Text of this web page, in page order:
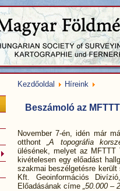
Kezdőoldal Híreink
Beszámoló az
November 7-én, idén már
otthont„A topográfia
ülésének, melyet az MFTTT
kivételesen egy előadást
szakmai beszélgetésre
Kft. Geoinformációs
Előadásának címe „50.000 –